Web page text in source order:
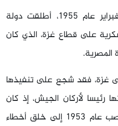
في الثامن والعشرون من فبراير عام 1955، أطلقت دولة
على قطاع غزة، الذي كان
غزة، فقد شجع على تنفيذها
رئيسا لأركان الجيش، إذ كان
يسعى منذ توليه هذا المنصب عام 1953 إلى خلق أخطاء